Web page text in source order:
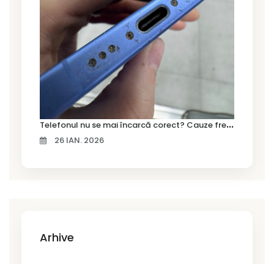
T
elefonul nu se mai încarcă corect? Cauze frecvente și soluții la service în Timișoara
26 IAN. 2026
Arhive